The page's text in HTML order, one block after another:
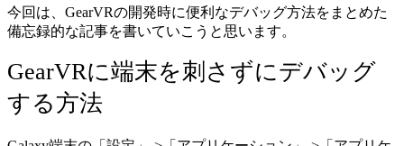
今回は、GearVRの開発時に便利なデバッグ方法をまとめた
備忘録的な記事を書いていこうと思います。
GearVRに端末を刺さずにデバッグ
する方法